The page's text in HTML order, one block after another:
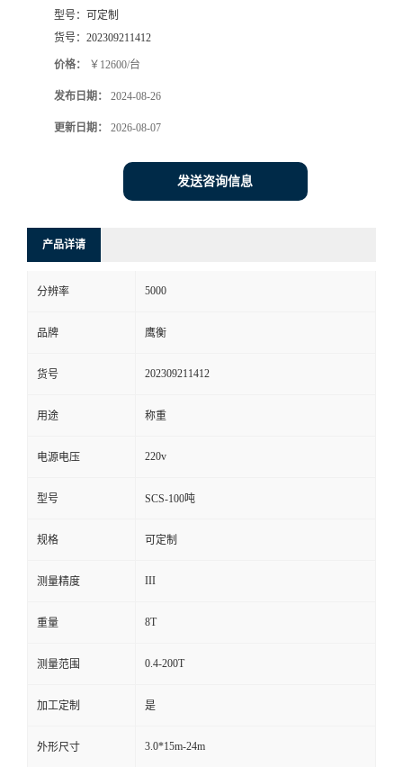
型号： 可定制
货号： 202309211412
价格： ￥12600/台
发布日期： 2024-08-26
更新日期： 2026-08-07
发送咨询信息
产品详请
分辨率 5000
品牌 鹰衡
货号 202309211412
用途 称重
电源电压 220v
型号 SCS-100吨
规格 可定制
测量精度 III
重量 8T
测量范围 0.4-200T
加工定制 是
外形尺寸 3.0*15m-24m